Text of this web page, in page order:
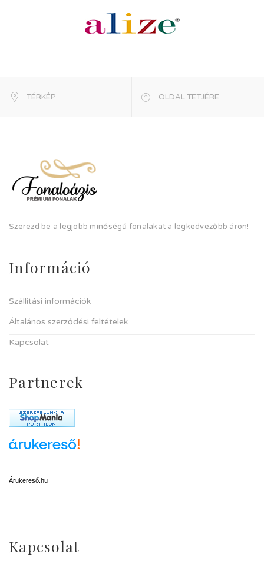
TÉRKÉP OLDAL TETJÉRE
Szerezd be a legjobb minőségű fonalakat a legkedvezőbb áron!
Információ
Szállítási információk
Általános szerződési feltételek
Kapcsolat
Partnerek
Árukereső.hu
Kapcsolat